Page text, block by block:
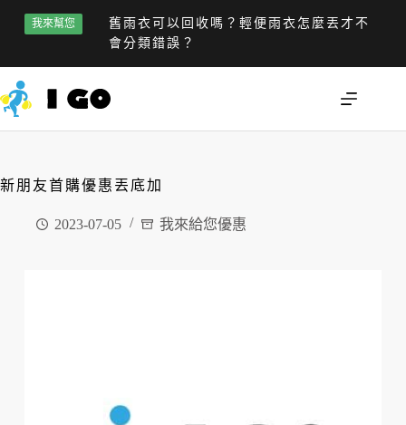
我來幫您
舊雨衣可以回收嗎？輕便雨衣怎麼丟才不
會分類錯誤？
新朋友首購優惠丟底加
2023-07-05 我來給您優惠